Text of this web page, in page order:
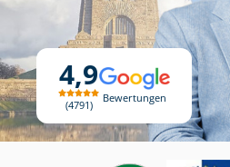
4,9
4791
Bewertungen